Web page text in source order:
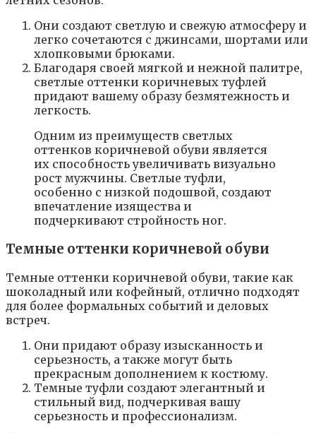
Они создают светлую и свежую атмосферу и
легко сочетаются с джинсами, шортами или
хлопковыми брюками.
Благодаря своей мягкой и нежной палитре,
светлые оттенки коричневых туфлей
придают вашему образу безмятежность и
легкость.
Одним из преимуществ светлых
оттенков коричневой обуви является
их способность увеличивать визуально
рост мужчины. Светлые туфли,
особенно с низкой подошвой, создают
впечатление изящества и
подчеркивают стройность ног.
Темные оттенки коричневой обуви
Темные оттенки коричневой обуви, такие как
шоколадный или кофейный, отлично подходят
для более формальных событий и деловых
встреч.
Они придают образу изысканность и
серьезность, а также могут быть
прекрасным дополнением к костюму.
Темные туфли создают элегантный и
стильный вид, подчеркивая вашу
серьезность и профессионализм.